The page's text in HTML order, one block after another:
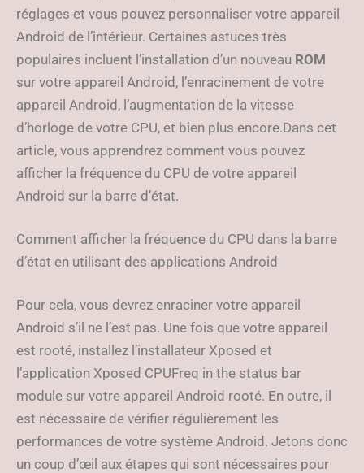
réglages et vous pouvez personnaliser votre appareil
Android de l’intérieur. Certaines astuces très
populaires incluent l’installation d’un nouveau ROM
sur votre appareil Android, l’enracinement de votre
appareil Android, l’augmentation de la vitesse
d’horloge de votre CPU, et bien plus encore.Dans cet
article, vous apprendrez comment vous pouvez
afficher la fréquence du CPU de votre appareil
Android sur la barre d’état.
Comment afficher la fréquence du CPU dans la barre
d’état en utilisant des applications Android
Pour cela, vous devrez enraciner votre appareil
Android s’il ne l’est pas. Une fois que votre appareil
est rooté, installez l’installateur Xposed et
l’application Xposed CPUFreq in the status bar
module sur votre appareil Android rooté. En outre, il
est nécessaire de vérifier régulièrement les
performances de votre système Android. Jetons donc
un coup d’œil aux étapes qui sont nécessaires pour